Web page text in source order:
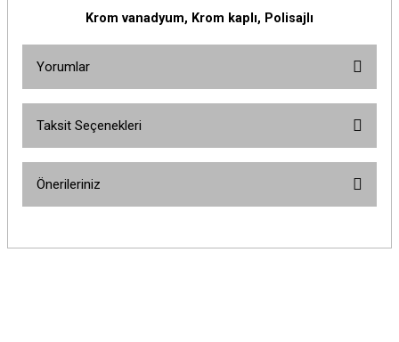
Krom vanadyum, Krom kaplı, Polisajlı
Yorumlar
Taksit Seçenekleri
Önerileriniz
yetersiz gördüğünüz noktaları öneri formunu kullanarak tarafımıza